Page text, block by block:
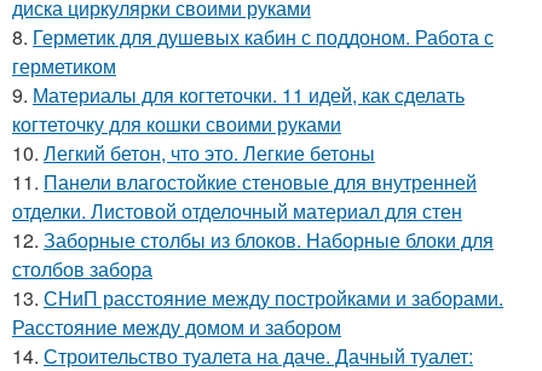
диска циркулярки своими руками
8. Герметик для душевых кабин с поддоном. Работа с
герметиком
9. Материалы для когтеточки. 11 идей, как сделать
когтеточку для кошки своими руками
10. Легкий бетон, что это. Легкие бетоны
11. Панели влагостойкие стеновые для внутренней
отделки. Листовой отделочный материал для стен
12. Заборные столбы из блоков. Наборные блоки для
столбов забора
13. СНиП расстояние между постройками и заборами.
Расстояние между домом и забором
14. Строительство туалета на даче. Дачный туалет: